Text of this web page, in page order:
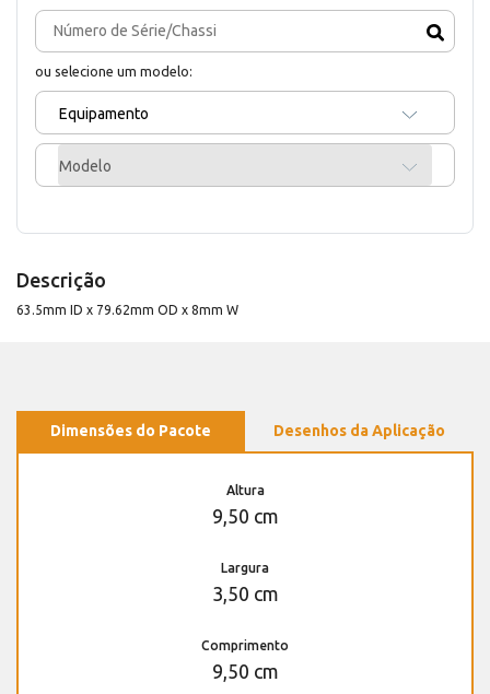
ou selecione um modelo:
Equipamento
Modelo
Descrição
63.5mm ID x 79.62mm OD x 8mm W
Dimensões do Pacote Desenhos da Aplicação
Altura
9,50 cm
Largura
3,50 cm
Comprimento
9,50 cm